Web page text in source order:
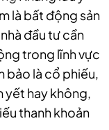
là bất động sản
đầu tư cần
trong lĩnh vực
bảo là cổ phiếu,
yết hay không,
thanh khoản